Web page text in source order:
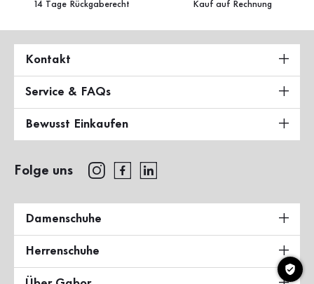
14 Tage Rückgaberecht Kauf auf Rechnung
Kontakt
Service & FAQs
Bewusst Einkaufen
Folge uns
Damenschuhe
Herrenschuhe